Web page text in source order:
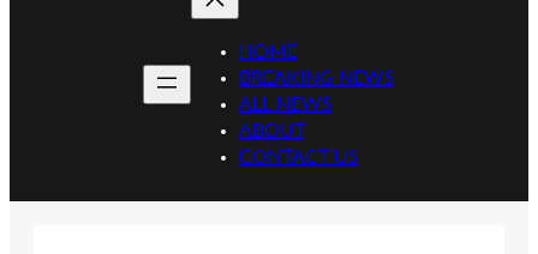
HOME
BREAKING NEWS
ALL NEWS
ABOUT
CONTACT US